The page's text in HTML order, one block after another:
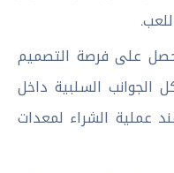
على فرصة التصميم
الجوانب السلبية داخل
عملية الشراء لمعدات